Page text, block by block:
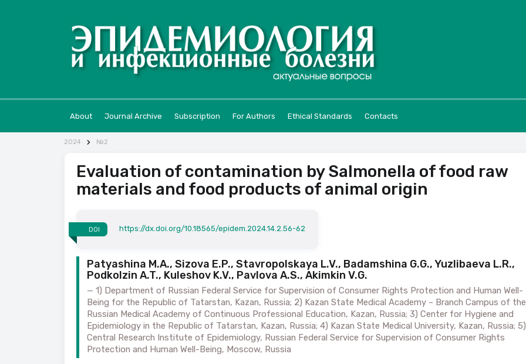
About Journal Archive Subscription For Authors Ethical Standards Contacts
2024 №2
Evaluation of contamination by Salmonella of food raw
materials and food products of animal origin
DOI https://dx.doi.org/10.18565/epidem.2024.14.2.56-62
Patyashina M.A., Sizova E.P., Stavropolskaya L.V., Badamshina G.G., Yuzlibaeva L.R.,
Podkolzin A.T., Kuleshov K.V., Pavlova A.S., Akimkin V.G.
1) Department of Russian Federal Service for Supervision of Consumer Rights Protection and Human Well-
Being for the Republic of Tatarstan, Kazan, Russia; 2) Kazan State Medical Academy – Branch Campus of the
Russian Medical Academy of Continuous Professional Education, Kazan, Russia; 3) Center for Hygiene and
Epidemiology in the Republic of Tatarstan, Kazan, Russia; 4) Kazan State Medical University, Kazan, Russia; 5)
Central Research Institute of Epidemiology, Russian Federal Service for Supervision of Consumer Rights
Protection and Human Well-Being, Moscow, Russia